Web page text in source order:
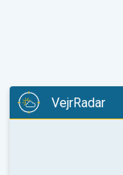
VejrRadar